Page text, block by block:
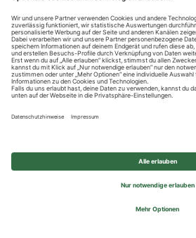
Impressum
Privatsphäre-
© 2026 REWE Group - All